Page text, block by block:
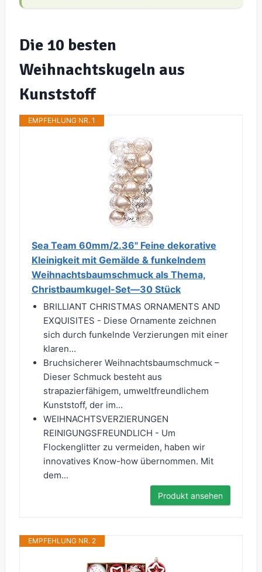
Die 10 besten
Weihnachtskugeln aus
Kunststoff
EMPFEHLUNG NR. 1
Sea Team 60mm/2.36" Feine dekorative
Kleinigkeit mit Gemälde & funkelndem
Weihnachtsbaumschmuck als Thema,
Christbaumkugel-Set—30 Stück
BRILLIANT CHRISTMAS ORNAMENTS AND
EXQUISITES - Diese Ornamente zeichnen
sich durch funkelnde Verzierungen mit einer
klaren...
Bruchsicherer Weihnachtsbaumschmuck –
Dieser Schmuck besteht aus
strapazierfähigem, umweltfreundlichem
Kunststoff, der im...
WEIHNACHTSVERZIERUNGEN
REINIGUNGSFREUNDLICH - Um
Flockenglitter zu vermeiden, haben wir
innovatives Know-how übernommen. Mit
dem...
Produkt ansehen
EMPFEHLUNG NR. 2